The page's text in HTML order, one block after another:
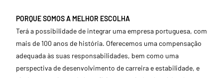
PORQUE SOMOS A MELHOR ESCOLHA
Terá a possibilidade de integrar uma empresa portuguesa, com
mais de 100 anos de história. Oferecemos uma compensação
adequada às suas responsabilidades, bem como uma
perspectiva de desenvolvimento de carreira e estabilidade, e